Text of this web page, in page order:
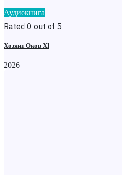
Аудиокнига
Rated 0 out of 5
Хозяин Оков XI
2026